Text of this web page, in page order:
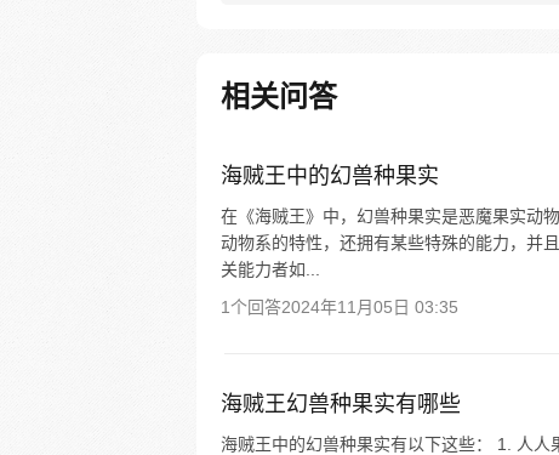
子无法游泳的代价。十年后，路飞
现与因救他而断臂的杰克斯的约定
的冒险旅程！
相关问答
海贼王中的幻兽种果实
在《海贼王》中，幻兽种果实是恶魔果实动
动物系的特性，还拥有某些特殊的能力，并
关能力者如...
1个回答2024年11月05日 03:35
海贼王幻兽种果实有哪些
海贼王中的幻兽种果实有以下这些： 1. 人人